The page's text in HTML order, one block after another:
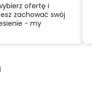
ofertę i
zachować swój
- my